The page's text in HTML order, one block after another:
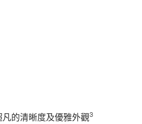
的清晰度及優雅外觀3